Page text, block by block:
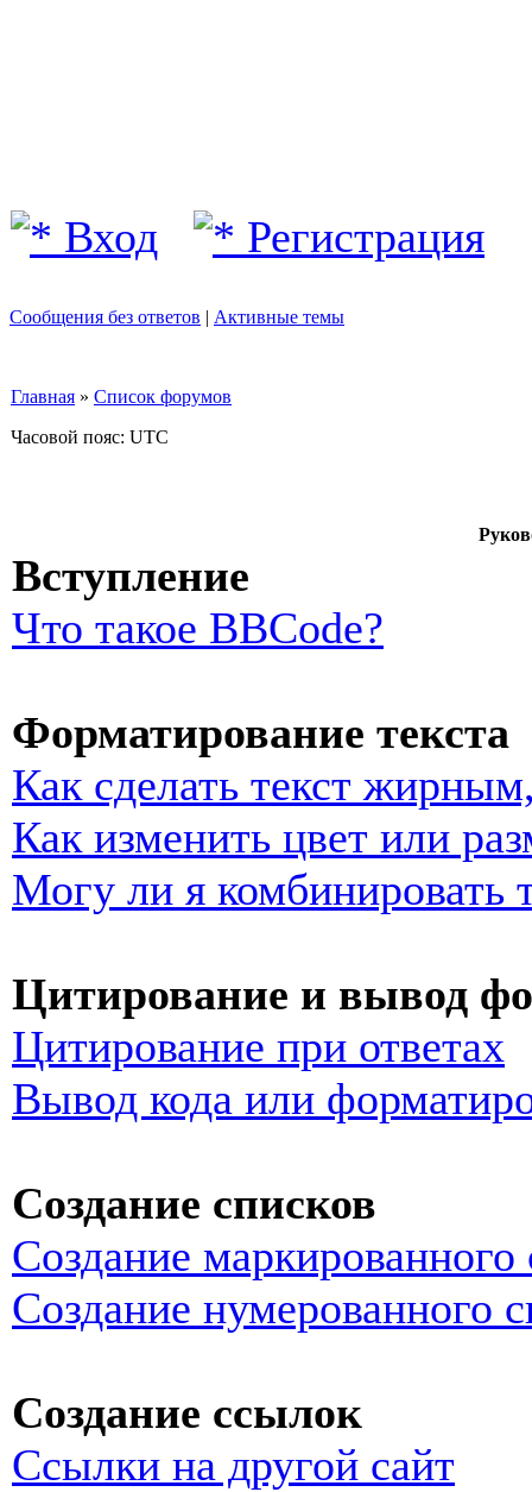
Вход Регистрация
Сообщения без ответов | Активные темы
Главная » Список форумов
Часовой пояс: UTC
Вступление
Что такое BBCode?
Форматирование текста
Как сделать текст
Как изменить цвет или
Могу ли я комбинировать
Цитирование и вывод
Цитирование при ответах
Вывод кода или
Создание списков
Создание маркированного
Создание нумерованного
Создание ссылок
Ссылки на другой сайт